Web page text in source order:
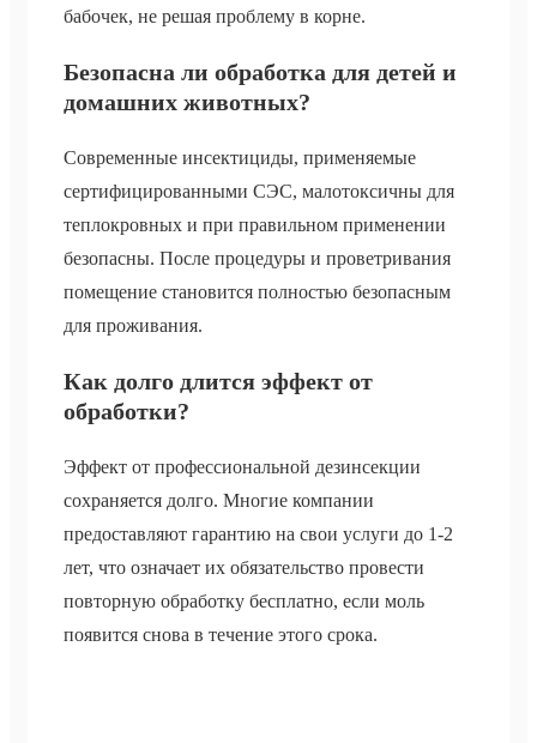
бабочек, не решая проблему в корне.
Безопасна ли обработка для детей и
домашних животных?
Современные инсектициды, применяемые
сертифицированными СЭС, малотоксичны для
теплокровных и при правильном применении
безопасны. После процедуры и проветривания
помещение становится полностью безопасным
для проживания.
Как долго длится эффект от
обработки?
Эффект от профессиональной дезинсекции
сохраняется долго. Многие компании
предоставляют гарантию на свои услуги до 1-2
лет, что означает их обязательство провести
повторную обработку бесплатно, если моль
появится снова в течение этого срока.